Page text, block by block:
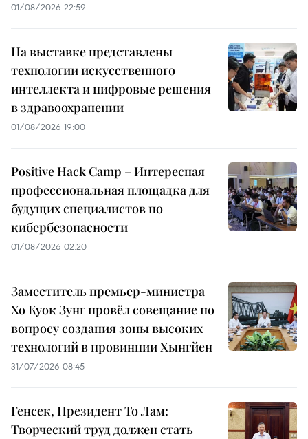
01/08/2026 22:59
На выставке представлены
технологии искусственного
интеллекта и цифровые решения
в здравоохранении
01/08/2026 19:00
Positive Hack Camp – Интересная
профессиональная площадка для
будущих специалистов по
кибербезопасности
01/08/2026 02:20
Заместитель премьер-министра
Хо Куок Зунг провёл совещание по
вопросу создания зоны высоких
технологий в провинции Хынгйен
31/07/2026 08:45
Генсек, Президент То Лам:
Творческий труд должен стать